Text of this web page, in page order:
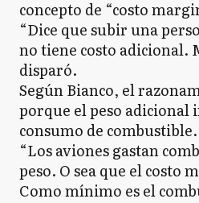
concepto de “costo
“Dice que subir una
no tiene costo adicional.
disparó.
Según Bianco, el
porque el peso adicional
consumo de combustible.
“Los aviones gastan
peso. O sea que el costo
Como mínimo es el